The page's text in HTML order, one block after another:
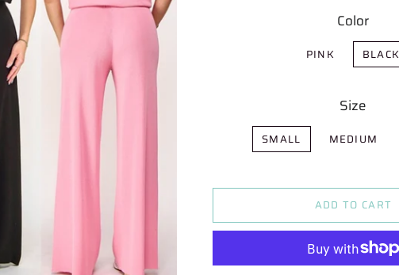
Color
PINK BLACK
Size
SMALL MEDIUM
ADD TO CART